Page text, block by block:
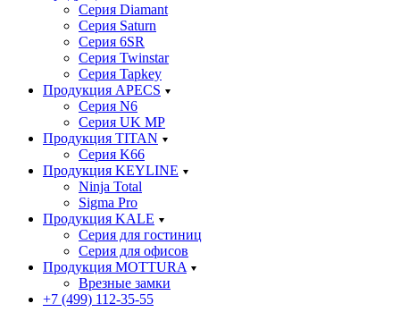
Серия Diamant
Серия Saturn
Серия 6SR
Серия Twinstar
Серия Tapkey
Продукция APECS
Серия N6
Серия UK MP
Продукция TITAN
Серия K66
Продукция KEYLINE
Ninja Total
Sigma Pro
Продукция KALE
Серия для гостиниц
Серия для офисов
Продукция MOTTURA
Врезные замки
+7 (499) 112-35-55